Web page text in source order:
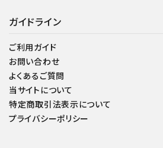
ガイドライン
ご利用ガイド
お問い合わせ
よくあるご質問
当サイトについて
特定商取引法表示について
プライバシーポリシー